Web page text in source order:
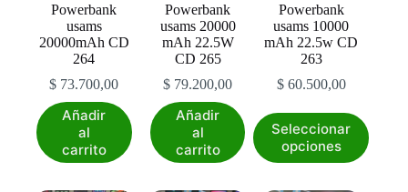
página
de
producto
página
de
producto
Powerbank
usams
20000mAh CD
264
$ 73.700,00
Añadir
al
carrito
Powerbank
usams 20000
mAh 22.5W
CD 265
$ 79.200,00
Añadir
al
carrito
Powerbank
usams 10000
mAh 22.5w CD
263
$60.500,00
Seleccionar
opciones
Este
producto
tiene